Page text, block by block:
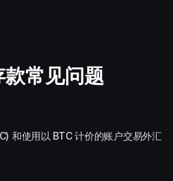
款常见问题
和使用以 BTC 计价的账户交易外汇